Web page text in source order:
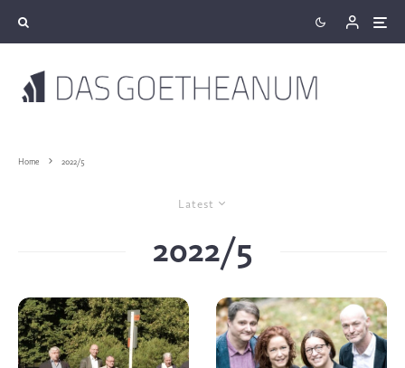
Home 2022/5
Latest
2022/5